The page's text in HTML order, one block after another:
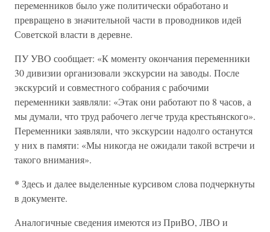
переменников было уже политически обработано и
превращено в значительной части в проводников идей
Советской власти в деревне.
ПУ УВО сообщает: «К моменту окончания переменники
30 дивизии организовали экскурсии на заводы. После
экскурсий и совместного собрания с рабочими
переменники заявляли: «Этак они работают по 8 часов, а
мы думали, что труд рабочего легче труда крестьянского».
Переменники заявляли, что экскурсии надолго останутся
у них в памяти: «Мы никогда не ожидали такой встречи и
такого внимания».
* Здесь и далее выделенные курсивом слова подчеркнуты
в документе.
Аналогичные сведения имеются из ПриВО, ЛВО и